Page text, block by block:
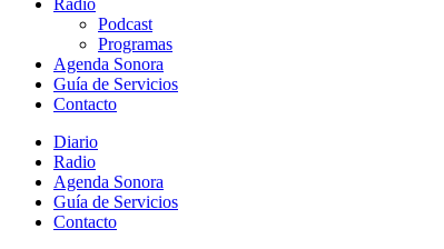
Radio
Podcast
Programas
Agenda Sonora
Guía de Servicios
Contacto
Diario
Radio
Agenda Sonora
Guía de Servicios
Contacto